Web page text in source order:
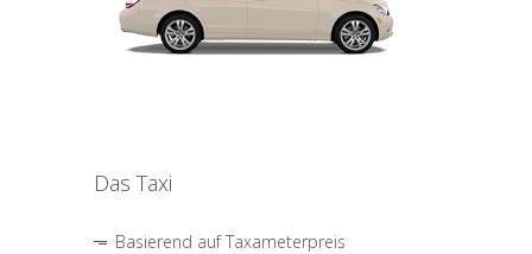
Das Taxi
Basierend auf Taxameterpreis